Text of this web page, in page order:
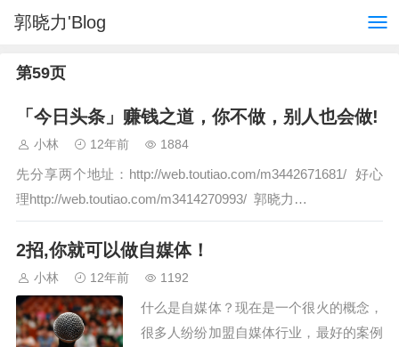
郭晓力'Blog
第59页
「今日头条」赚钱之道，你不做，别人也会做!
小林 12年前 1884
先分享两个地址：http://web.toutiao.com/m3442671681/ 好心
理http://web.toutiao.com/m3414270993/ 郭晓力…
2招,你就可以做自媒体！
小林 12年前 1192
什么是自媒体？现在是一个很火的概念，
很多人纷纷加盟自媒体行业，最好的案例